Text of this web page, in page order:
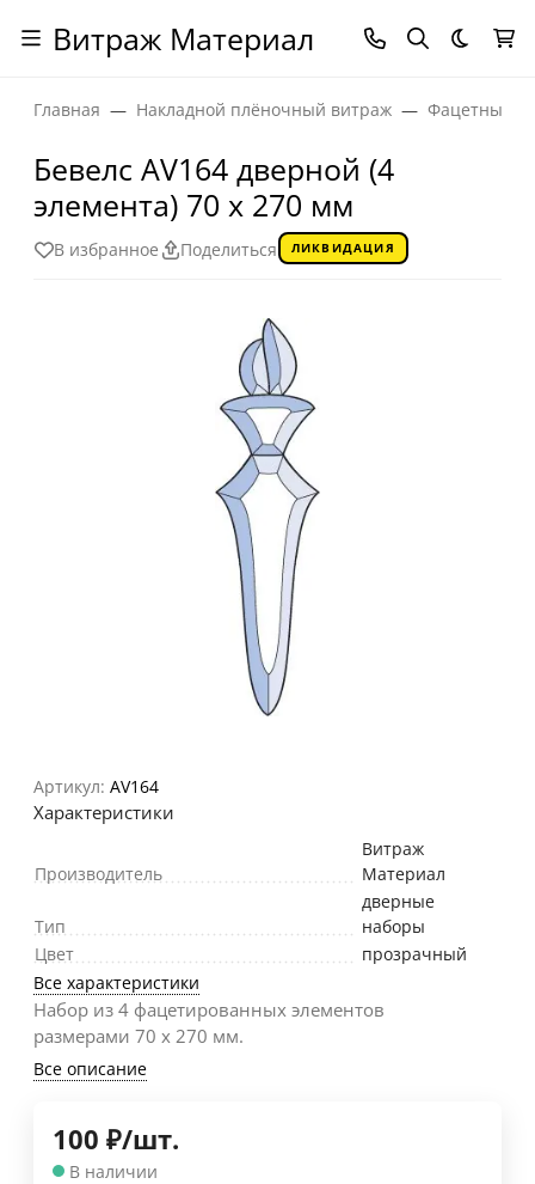
Витраж Материал Темная
Главная Накладной плёночный витраж Фацетные
Бевелс AV164 дверной (4
элемента) 70 х 270 мм
В избранное Поделиться ЛИКВИДАЦИЯ
Артикул: AV164
Характеристики
Производитель
Витраж
Материал
Тип
дверные
наборы
Цвет
прозрачный
Все характеристики
Набор из 4 фацетированных элементов
размерами 70 х 270 мм.
Все описание
100 ₽/шт.
В наличии